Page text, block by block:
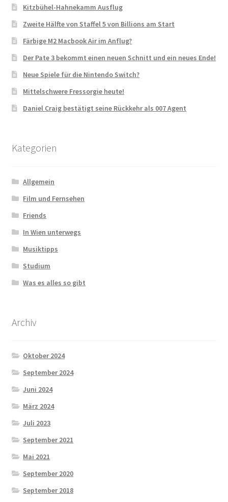
Kitzbühel-Hahnekamm Ausflug
Zweite Hälfte von Staffel 5 von Billions am Start
Färbige M2 Macbook Air im Anflug?
Der Pate 3 bekommt einen neuen Schnitt und ein neues Ende!
Neue Spiele für die Nintendo Switch?
Mittelschwere Fressorgie heute!
Daniel Craig bestätigt seine Rückkehr als 007 Agent
Kategorien
Allgemein
Film und Fernsehen
Friends
In Wien unterwegs
Musiktipps
Studium
Was es alles so gibt
Archiv
Oktober 2024
September 2024
Juni 2024
März 2024
Juli 2023
September 2021
Mai 2021
September 2020
September 2018